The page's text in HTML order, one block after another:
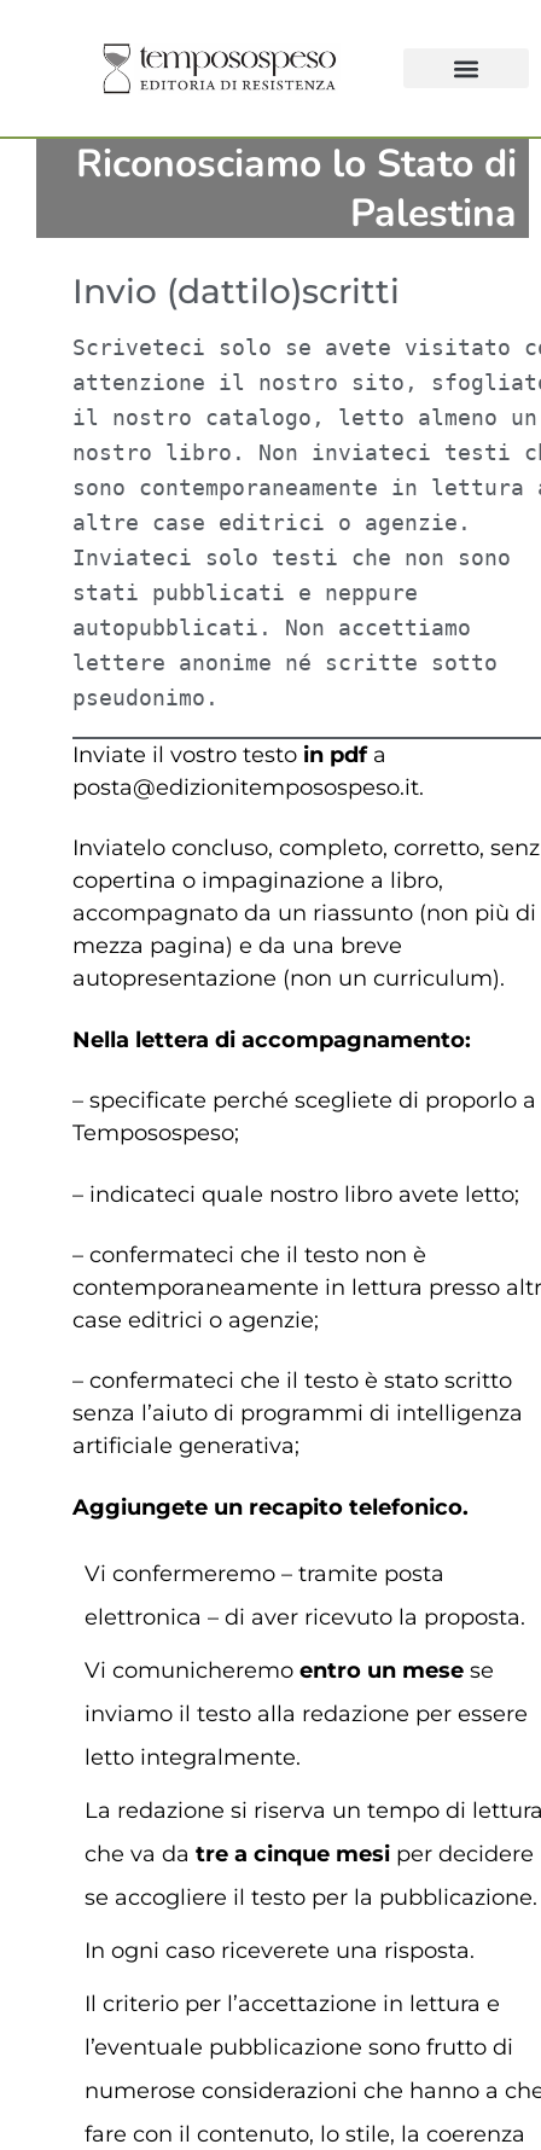
Riconosciamo lo Stato di
Palestina
Invio (dattilo)scritti
Scriveteci solo se avete visitato
attenzione il nostro sito,
il nostro catalogo, letto almeno un
nostro libro. Non inviateci testi
sono contemporaneamente in lettura
altre case editrici o agenzie.
Inviateci solo testi che non sono
stati pubblicati e neppure
autopubblicati. Non accettiamo
lettere anonime né scritte sotto
pseudonimo.
Inviate il vostro testo in pdfa
posta@edizionitemposospeso.it.
Inviatelo concluso, completo, corretto,
copertina o impaginazione a libro,
accompagnato da un riassunto (non più di
mezza pagina) e da una breve
autopresentazione (non un curriculum).
Nella lettera di accompagnamento:
– specificate perché scegliete di proporlo a
Temposospeso;
– indicateci quale nostro libro avete letto;
– confermateci che il testo non è
contemporaneamente in lettura presso
case editrici o agenzie;
– confermateci che il testo è stato scritto
senza l’aiuto di programmi di intelligenza
artificiale generativa;
Aggiungete un recapito telefonico.
Vi confermeremo – tramite posta
elettronica – di aver ricevuto la proposta.
Vi comunicheremo entro un mese se
inviamo il testo alla redazione per essere
letto integralmente.
La redazione si riserva un tempo di
che va da tre a cinque mesi per decidere
se accogliere il testo per la pubblicazione.
In ogni caso riceverete una risposta.
Il criterio per l’accettazione in lettura e
l’eventuale pubblicazione sono frutto di
numerose considerazioni che hanno a
fare con il contenuto, lo stile, la coerenza